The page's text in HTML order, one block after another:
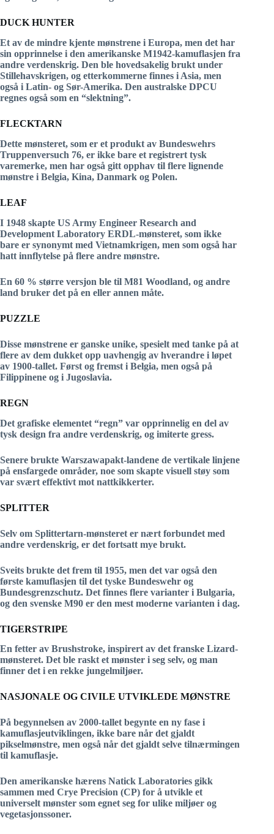
DUCK HUNTER
Et av de mindre kjente mønstrene i Europa, men det har
sin opprinnelse i den amerikanske M1942-kamuflasjen fra
andre verdenskrig. Den ble hovedsakelig brukt under
Stillehavskrigen, og etterkommerne finnes i Asia, men
også i Latin- og Sør-Amerika. Den australske DPCU
regnes også som en “slektning”.
FLECKTARN
Dette mønsteret, som er et produkt av Bundeswehrs
Truppenversuch 76, er ikke bare et registrert tysk
varemerke, men har også gitt opphav til flere lignende
mønstre i Belgia, Kina, Danmark og Polen.
LEAF
I 1948 skapte US Army Engineer Research and
Development Laboratory ERDL-mønsteret, som ikke
bare er synonymt med Vietnamkrigen, men som også har
hatt innflytelse på flere andre mønstre.
En 60 % større versjon ble til M81 Woodland, og andre
land bruker det på en eller annen måte.
PUZZLE
Disse mønstrene er ganske unike, spesielt med tanke på at
flere av dem dukket opp uavhengig av hverandre i løpet
av 1900-tallet. Først og fremst i Belgia, men også på
Filippinene og i Jugoslavia.
REGN
Det grafiske elementet “regn” var opprinnelig en del av
tysk design fra andre verdenskrig, og imiterte gress.
Senere brukte Warszawapakt-landene de vertikale linjene
på ensfargede områder, noe som skapte visuell støy som
var svært effektivt mot nattkikkerter.
SPLITTER
Selv om Splittertarn-mønsteret er nært forbundet med
andre verdenskrig, er det fortsatt mye brukt.
Sveits brukte det frem til 1955, men det var også den
første kamuflasjen til det tyske Bundeswehr og
Bundesgrenzschutz. Det finnes flere varianter i Bulgaria,
og den svenske M90 er den mest moderne varianten i dag.
TIGERSTRIPE
En fetter av Brushstroke, inspirert av det franske Lizard-
mønsteret. Det ble raskt et mønster i seg selv, og man
finner det i en rekke jungelmiljøer.
NASJONALE OG CIVILE UTVIKLEDE MØNSTRE
På begynnelsen av 2000-tallet begynte en ny fase i
kamuflasjeutviklingen, ikke bare når det gjaldt
pikselmønstre, men også når det gjaldt selve tilnærmingen
til kamuflasje.
Den amerikanske hærens Natick Laboratories gikk
sammen med Crye Precision (CP) for å utvikle et
universelt mønster som egnet seg for ulike miljøer og
vegetasjonssoner.